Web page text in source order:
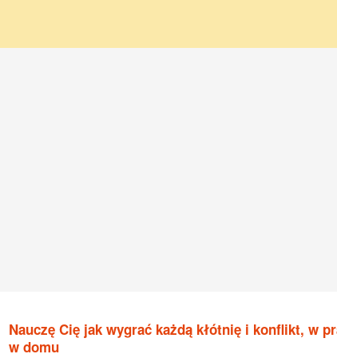
Nauczę Cię jak wygrać każdą kłótnię i konflikt, w
w domu